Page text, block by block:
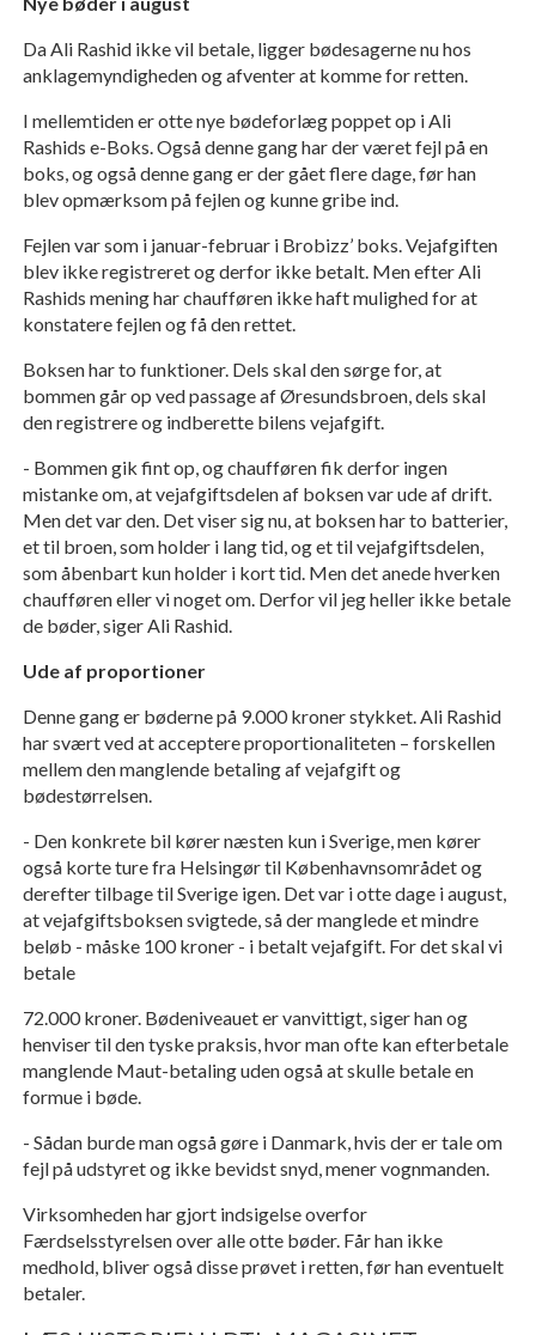
Da Ali Rashid ikke vil betale, ligger bødesagerne nu hos
anklagemyndigheden og afventer at komme for retten.
I mellemtiden er otte nye bødeforlæg poppet op i Ali
Rashids e-Boks. Også denne gang har der været fejl på en
boks, og også denne gang er der gået flere dage, før han
blev opmærksom på fejlen og kunne gribe ind.
Fejlen var som i januar-februar i Brobizz’ boks. Vejafgiften
blev ikke registreret og derfor ikke betalt. Men efter Ali
Rashids mening har chaufføren ikke haft mulighed for at
konstatere fejlen og få den rettet.
Boksen har to funktioner. Dels skal den sørge for, at
bommen går op ved passage af Øresundsbroen, dels skal
den registrere og indberette bilens vejafgift.
- Bommen gik fint op, og chaufføren fik derfor ingen
mistanke om, at vejafgiftsdelen af boksen var ude af drift.
Men det var den. Det viser sig nu, at boksen har to batterier,
et til broen, som holder i lang tid, og et til vejafgiftsdelen,
som åbenbart kun holder i kort tid. Men det anede hverken
chaufføren eller vi noget om. Derfor vil jeg heller ikke betale
de bøder, siger Ali Rashid.
Ude af proportioner
Denne gang er bøderne på 9.000 kroner stykket. Ali Rashid
har svært ved at acceptere proportionaliteten – forskellen
mellem den manglende betaling af vejafgift og
bødestørrelsen.
- Den konkrete bil kører næsten kun i Sverige, men kører
også korte ture fra Helsingør til Københavnsområdet og
derefter tilbage til Sverige igen. Det var i otte dage i august,
at vejafgiftsboksen svigtede, så der manglede et mindre
beløb - måske 100 kroner - i betalt vejafgift. For det skal vi
betale
72.000 kroner. Bødeniveauet er vanvittigt, siger han og
henviser til den tyske praksis, hvor man ofte kan efterbetale
manglende Maut-betaling uden også at skulle betale en
formue i bøde.
- Sådan burde man også gøre i Danmark, hvis der er tale om
fejl på udstyret og ikke bevidst snyd, mener vognmanden.
Virksomheden har gjort indsigelse overfor
Færdselsstyrelsen over alle otte bøder. Får han ikke
medhold, bliver også disse prøvet i retten, før han eventuelt
betaler.